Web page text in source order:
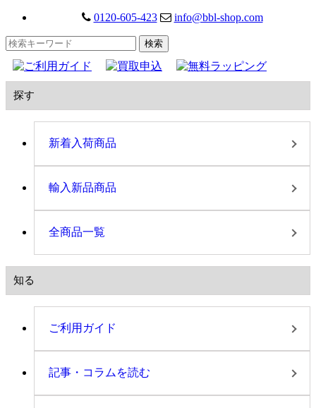
0120-605-423 info@bbl-shop.com
探す
新着入荷商品
輸入新品商品
全商品一覧
知る
ご利用ガイド
記事・コラムを読む